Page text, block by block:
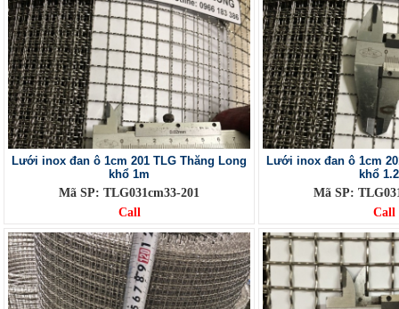
Lưới inox đan ô 1cm 201 TLG Thăng Long
khổ 1m
Mã SP: TLG031cm33-201
Call
Lưới inox đan ô 1cm
khổ
Mã SP:
Call